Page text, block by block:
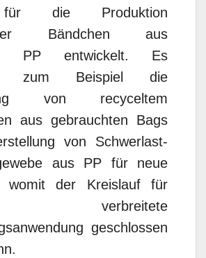
die Produktion
Bändchen aus
PP entwickelt. Es
zum Beispiel die
von recyceltem
aus gebrauchten Bags
von Schwerlast-
aus PP für neue
womit der Kreislauf für
verbreitete
geschlossen